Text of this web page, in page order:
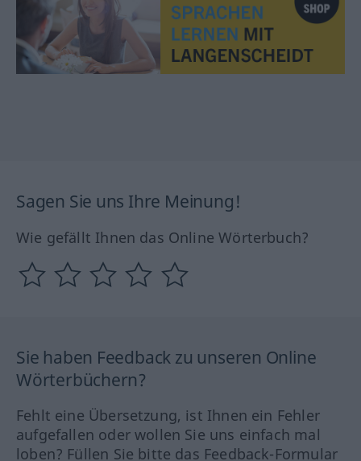
Sagen Sie uns Ihre Meinung!
Wie gefällt Ihnen das Online Wörterbuch?
Sie haben Feedback zu unseren Online
Wörterbüchern?
Fehlt eine Übersetzung, ist Ihnen ein Fehler
aufgefallen oder wollen Sie uns einfach mal
loben? Füllen Sie bitte das Feedback-Formular